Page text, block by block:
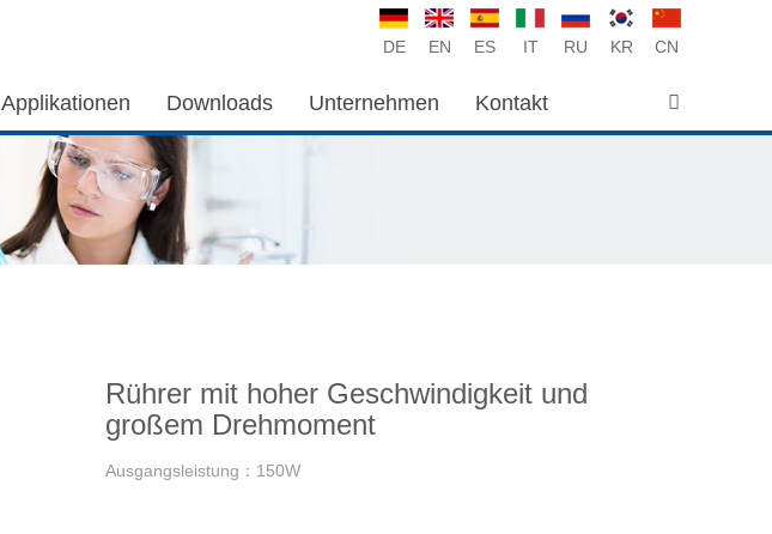
DE EN ES IT RU KR CN
Applikationen Downloads Unternehmen Kontakt
Rührer mit hoher Geschwindigkeit und
großem Drehmoment
Ausgangsleistung：150W